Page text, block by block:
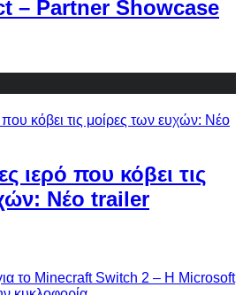
– Partner Showcase
ιερό που κόβει τις
Νέο trailer